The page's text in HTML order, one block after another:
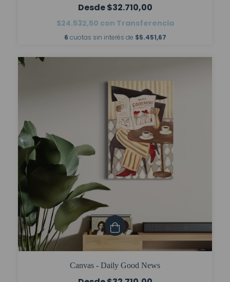
$32.710,00
$24.532,50 con Transferencia
6 cuotas sin interés de $5.451,67
Canvas - Daily Good News